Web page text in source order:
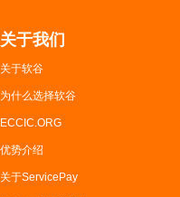
关于我们
关于软谷
为什么选择软谷
ECCIC.ORG
优势介绍
关于ServicePay